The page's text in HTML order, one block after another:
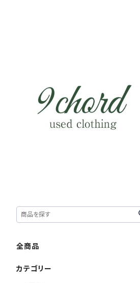
全商品
カテゴリー